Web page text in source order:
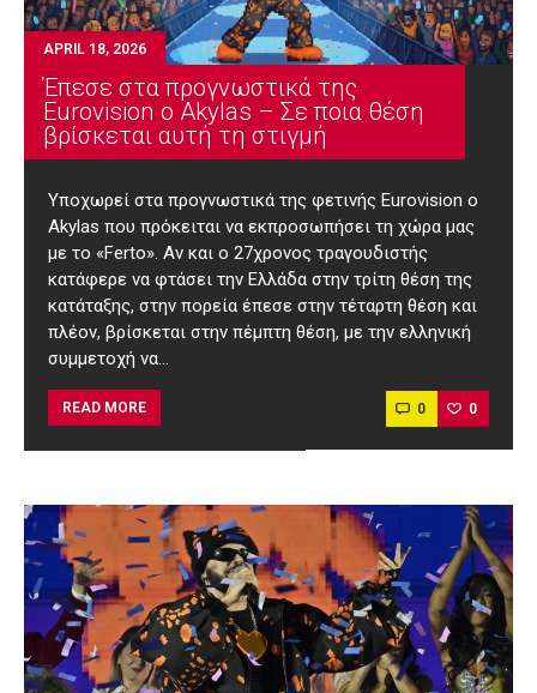
APRIL 18, 2026
Έπεσε στα προγνωστικά της
Eurovision ο Akylas – Σε ποια θέση
βρίσκεται αυτή τη στιγμή
Υποχωρεί στα προγνωστικά της φετινής Eurovision ο
Akylas που πρόκειται να εκπροσωπήσει τη χώρα μας
με το «Ferto». Αν και ο 27χρονος τραγουδιστής
κατάφερε να φτάσει την Ελλάδα στην τρίτη θέση της
κατάταξης, στην πορεία έπεσε στην τέταρτη θέση και
πλέον, βρίσκεται στην πέμπτη θέση, με την ελληνική
συμμετοχή να…
READ MORE 0 0